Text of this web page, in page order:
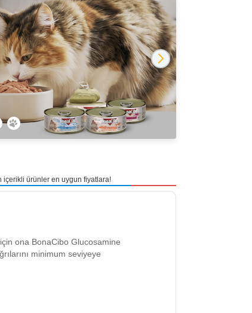
içerikli ürünler en uygun fiyatlara!
ona BonaCibo Glucosamine
minimum seviyeye